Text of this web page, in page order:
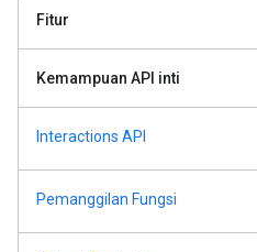
Fitur
Kemampuan API inti
Interactions API
Pemanggilan Fungsi